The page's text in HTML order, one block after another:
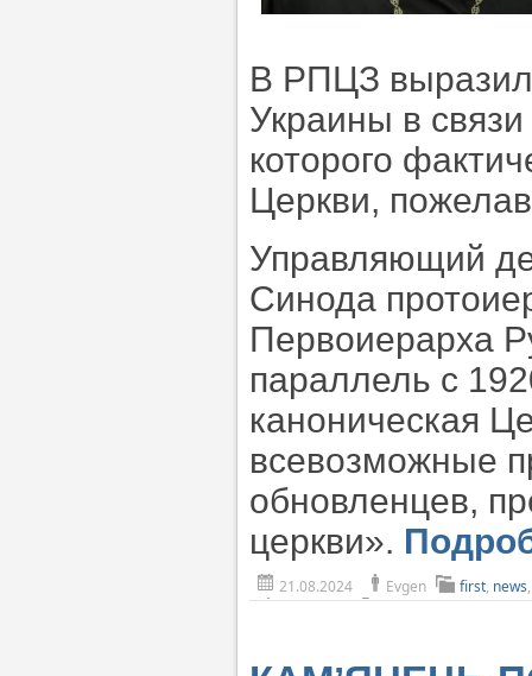
В РПЦЗ
Украины в
которого
Церкви,
Управляющий
Синода
Первоиерарха
параллель с
каноническая
всевозможные
обновленцев,
церкви».
21.08.2024 Evgen first, news